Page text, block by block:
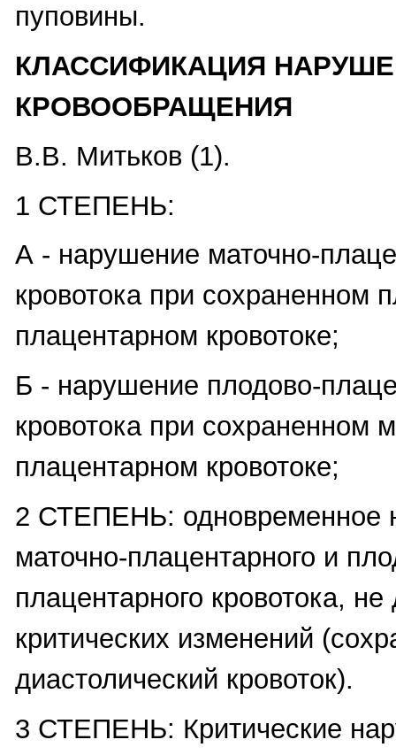
пуповины.
КЛАССИФИКАЦИЯ
КРОВООБРАЩЕНИЯ
В.В. Митьков (1).
1 СТЕПЕНЬ:
А - нарушение маточно-
кровотока при сохраненном
плацентарном кровотоке;
Б - нарушение плодово-
кровотока при сохраненном
плацентарном кровотоке;
2 СТЕПЕНЬ: одновременное
маточно-плацентарного и
плацентарного кровотока,
критических изменений
диастолический кровоток).
3 СТЕПЕНЬ: Критические